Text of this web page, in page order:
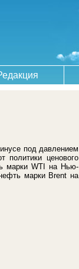
под давлением
политики ценового
марки WTI на Нью-
марки Brent на